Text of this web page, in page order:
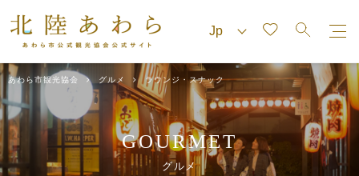
あわら市観光協会 グルメ ラウンジ・スナック
GOURMET
グルメ